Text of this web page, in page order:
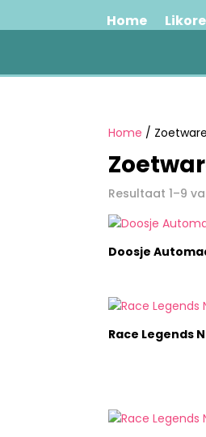
Home
Home /
Resultaat 1–9
Doosje
Race Legends